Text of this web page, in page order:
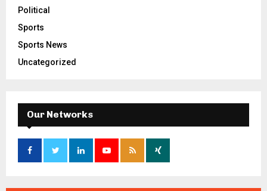
Political
Sports
Sports News
Uncategorized
Our Networks